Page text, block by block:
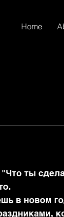
Home
ты
в новом